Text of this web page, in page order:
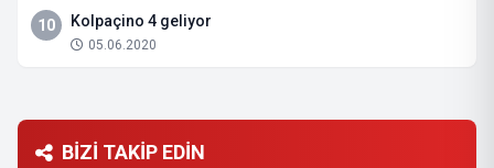
10 Kolpaçino 4 geliyor
05.06.2020
BİZİ TAKİP EDİN